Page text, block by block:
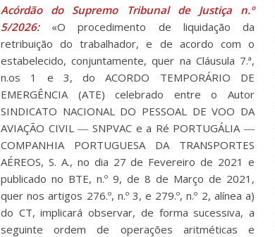
Acórdão do Supremo Tribunal de Justiça n.º
5/2026: «O procedimento de liquidação da
retribuição do trabalhador, e de acordo com o
estabelecido, conjuntamente, quer na Cláusula 7.ª,
n.os 1 e 3, do ACORDO TEMPORÁRIO DE
EMERGÊNCIA (ATE) celebrado entre o Autor
SINDICATO NACIONAL DO PESSOAL DE VOO DA
AVIAÇÃO CIVIL ― SNPVAC e a Ré PORTUGÁLIA ―
COMPANHIA PORTUGUESA DA TRANSPORTES
AÉREOS, S. A., no dia 27 de Fevereiro de 2021 e
publicado no BTE, n.º 9, de 8 de Março de 2021,
quer nos artigos 276.º, n.º 3, e 279.º, n.º 2, alínea a)
do CT, implicará observar, de forma sucessiva, a
seguinte ordem de operações aritméticas e